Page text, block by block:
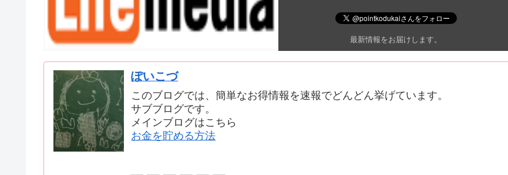
最新情報をお届けします。
ぽいこづ
このブログでは、簡単なお得情報を速報でどんどん挙げています。
サブブログです。
メインブログはこちら
お金を貯める方法